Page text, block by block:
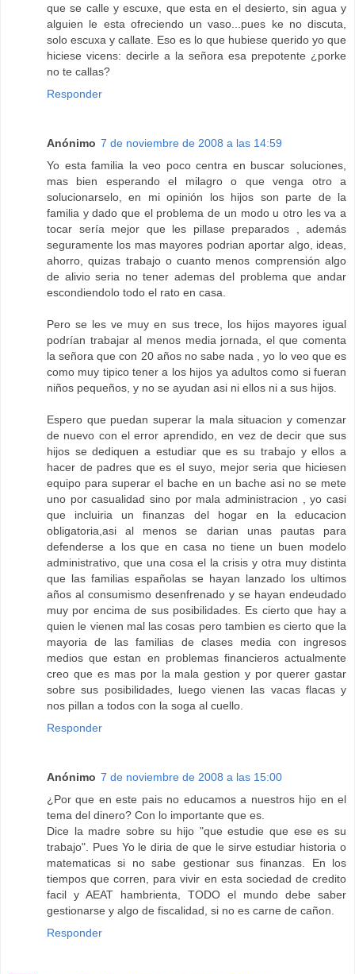
que se calle y escuxe, que esta en el desierto, sin agua y
alguien le esta ofreciendo un vaso...pues ke no discuta,
solo escuxa y callate. Eso es lo que hubiese querido yo que
hiciese vicens: decirle a la señora esa prepotente ¿porke
no te callas?
Responder
Anónimo 7 de noviembre de 2008 a las 14:59
Yo esta familia la veo poco centra en buscar soluciones,
mas bien esperando el milagro o que venga otro a
solucionarselo, en mi opinión los hijos son parte de la
familia y dado que el problema de un modo u otro les va a
tocar sería mejor que les pillase preparados , además
seguramente los mas mayores podrian aportar algo, ideas,
ahorro, quizas trabajo o cuanto menos comprensión algo
de alivio seria no tener ademas del problema que andar
escondiendolo todo el rato en casa.
Pero se les ve muy en sus trece, los hijos mayores igual
podrían trabajar al menos media jornada, el que comenta
la señora que con 20 años no sabe nada , yo lo veo que es
como muy tipico tener a los hijos ya adultos como si fueran
niños pequeños, y no se ayudan asi ni ellos ni a sus hijos.
Espero que puedan superar la mala situacion y comenzar
de nuevo con el error aprendido, en vez de decir que sus
hijos se dediquen a estudiar que es su trabajo y ellos a
hacer de padres que es el suyo, mejor seria que hiciesen
equipo para superar el bache en un bache asi no se mete
uno por casualidad sino por mala administracion , yo casi
que incluiria un finanzas del hogar en la educacion
obligatoria,asi al menos se darian unas pautas para
defenderse a los que en casa no tiene un buen modelo
administrativo, que una cosa el la crisis y otra muy distinta
que las familias españolas se hayan lanzado los ultimos
años al consumismo desenfrenado y se hayan endeudado
muy por encima de sus posibilidades. Es cierto que hay a
quien le vienen mal las cosas pero tambien es cierto que la
mayoria de las familias de clases media con ingresos
medios que estan en problemas financieros actualmente
creo que es mas por la mala gestion y por querer gastar
sobre sus posibilidades, luego vienen las vacas flacas y
nos pillan a todos con la soga al cuello.
Responder
Anónimo 7 de noviembre de 2008 a las 15:00
¿Por que en este pais no educamos a nuestros hijo en el
tema del dinero? Con lo importante que es.
Dice la madre sobre su hijo "que estudie que ese es su
trabajo". Pues Yo le diria de que le sirve estudiar historia o
matematicas si no sabe gestionar sus finanzas. En los
tiempos que corren, para vivir en esta sociedad de credito
facil y AEAT hambrienta, TODO el mundo debe saber
gestionarse y algo de fiscalidad, si no es carne de cañon.
Responder